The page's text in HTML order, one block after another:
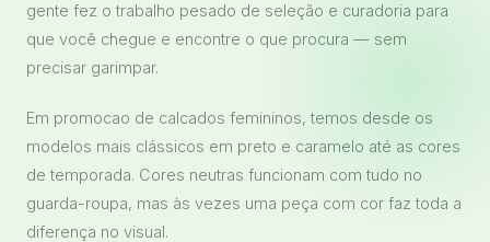
gente fez o trabalho pesado de seleção e curadoria para
que você chegue e encontre o que procura — sem
precisar garimpar.
Em promocao de calcados femininos, temos desde os
modelos mais clássicos em preto e caramelo até as cores
de temporada. Cores neutras funcionam com tudo no
guarda-roupa, mas às vezes uma peça com cor faz toda a
diferença no visual.